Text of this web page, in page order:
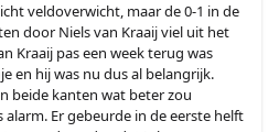
veldoverwicht, maar de 0-1 in de
door Niels van Kraaij viel uit het
Kraaij pas een week terug was
en hij was nu dus al belangrijk.
beide kanten wat beter zou
Er gebeurde in de eerste helft